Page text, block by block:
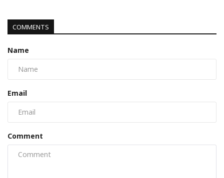
COMMENTS
Name
Email
Comment